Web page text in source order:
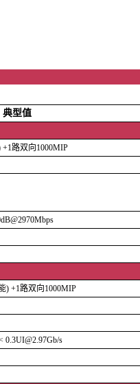
典型值
路双向1000MIP
电缆)
) +1路双向1000MIP
0.3UI@2.97Gb/s